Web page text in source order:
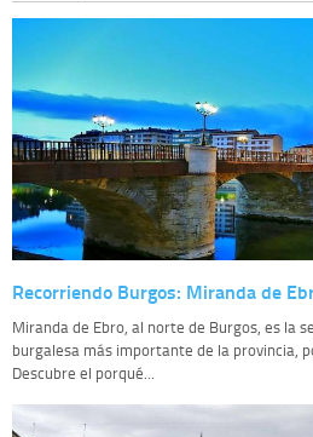
Recorriendo Burgos: Miranda de
Miranda de Ebro, al norte de Burgos, es la
burgalesa más importante de la provincia,
Descubre el porqué...